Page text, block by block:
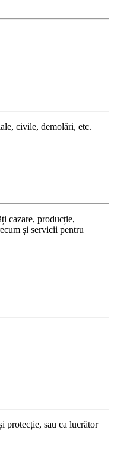
civile, demolări, etc.
cazare, producție,
și servicii pentru
protecție, sau ca lucrător